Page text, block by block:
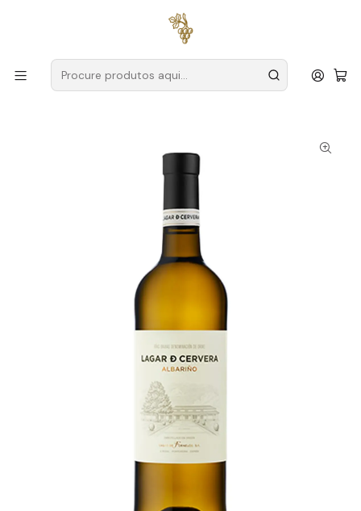
para encomendas a partir de
Produtores Espanha
Rias Baixas
Lagar de Cervera
Lagar de Cervera Albarino 2024 Rias Baixas Branco 75cl